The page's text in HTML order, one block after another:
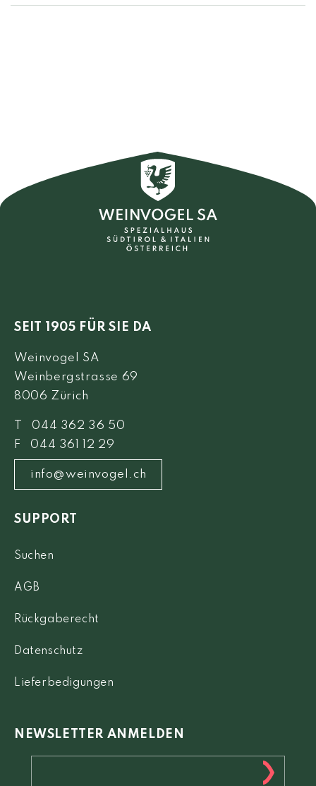
SEIT 1905 FÜR SIE DA
Weinvogel SA
Weinbergstrasse 69
8006 Zürich
T 044 362 36 50
F 044 361 12 29
info@weinvogel.ch
SUPPORT
Suchen
AGB
Rückgaberecht
Datenschutz
Lieferbedigungen
NEWSLETTER ANMELDEN